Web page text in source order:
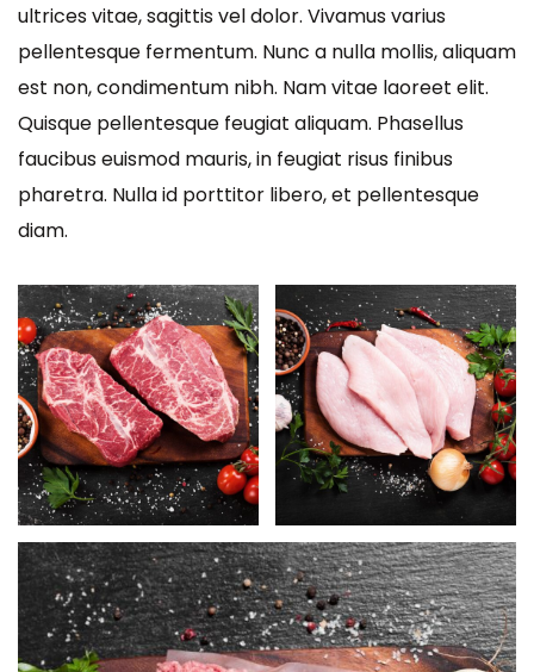
ultrices vitae, sagittis vel dolor. Vivamus varius
pellentesque fermentum. Nunc a nulla mollis, aliquam
est non, condimentum nibh. Nam vitae laoreet elit.
Quisque pellentesque feugiat aliquam. Phasellus
faucibus euismod mauris, in feugiat risus finibus
pharetra. Nulla id porttitor libero, et pellentesque
diam.